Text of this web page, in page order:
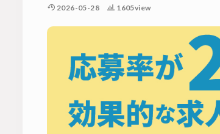
2026-05-28
1605view